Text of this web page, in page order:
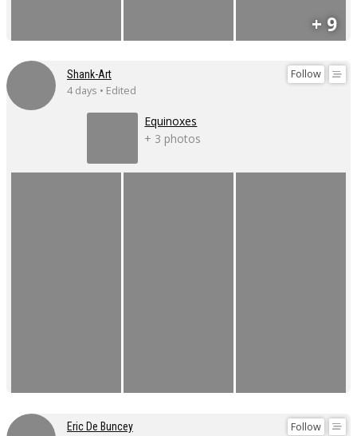
+ 9
Follow
Shank-Art
4 days • Edited
Equinoxes
+ 3 photos
Follow
Eric De Buncey